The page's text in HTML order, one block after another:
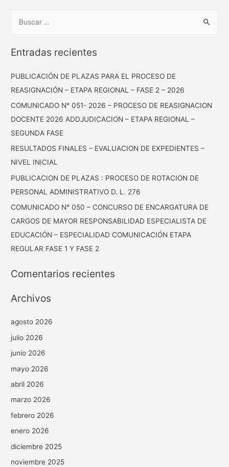
Entradas recientes
PUBLICACIÓN DE PLAZAS PARA EL PROCESO DE
REASIGNACIÓN – ETAPA REGIONAL – FASE 2 – 2026
COMUNICADO N° 051- 2026 – PROCESO DE REASIGNACION
DOCENTE 2026 ADDJUDICACION – ETAPA REGIONAL –
SEGUNDA FASE
RESULTADOS FINALES – EVALUACION DE EXPEDIENTES –
NIVEL INICIAL
PUBLICACION DE PLAZAS : PROCESO DE ROTACION DE
PERSONAL ADMINISTRATIVO D. L. 276
COMUNICADO N° 050 – CONCURSO DE ENCARGATURA DE
CARGOS DE MAYOR RESPONSABILIDAD ESPECIALISTA DE
EDUCACIÓN – ESPECIALIDAD COMUNICACIÓN ETAPA
REGULAR FASE 1 Y FASE 2
Comentarios recientes
Archivos
agosto 2026
julio 2026
junio 2026
mayo 2026
abril 2026
marzo 2026
febrero 2026
enero 2026
diciembre 2025
noviembre 2025